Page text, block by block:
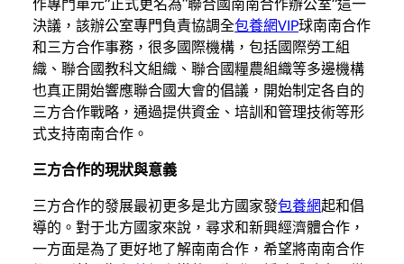
作專門單元”正式更名為“聯合國南南合作辦公室”這一
決議，該辦公室專門負責協調全包養網VIP球南南合作
和三方合作事務，很多國際機構，包括國際勞工組
織、聯合國教科文組織、聯合國糧農組織等多邊機構
也真正開始響應聯合國大會的倡議，開始制定各自的
三方合作戰略，通過提供資金、培訓和管理技術等形
式支持南南合作。
三方合作的現狀與意義
三方合作的發展最初更多是北方國家發包養網起和倡
導的。對于北方國家來說，尋求和新興經濟體合作，
一方面是為了更好地了解南南合作，希望將南南合作